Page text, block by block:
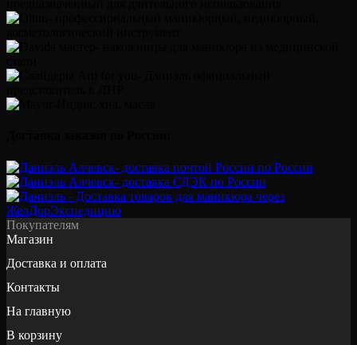
Покупателям
Магазин
Доставка и оплата
Контакты
На главную
В корзину